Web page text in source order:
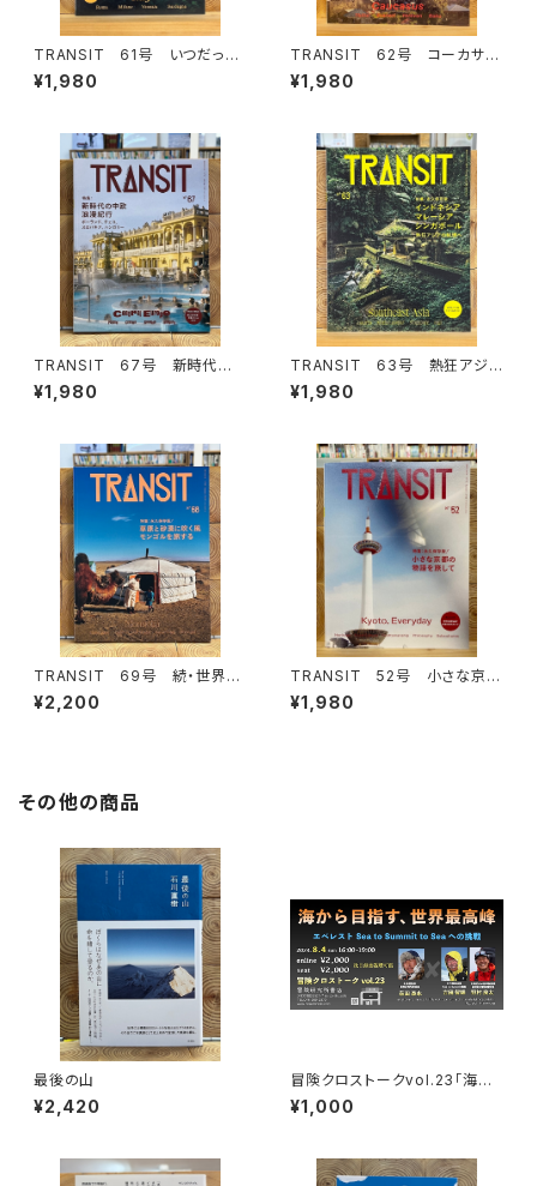
TRANSIT 61号 いつだって
イタリアが好き！
¥1,980
TRANSIT 62号 コーカサス
が呼んでいる！
¥1,980
TRANSIT 67号 新時代の
中欧浪漫紀行 ポーランド、チェ
コ、スロバキア、ハンガリー
¥1,980
TRANSIT 63号 熱狂アジア
の秘境へ
¥1,980
TRANSIT 69号 続・世界の
パンをめぐる冒険 進化編
¥2,200
TRANSIT 52号 小さな京都
の物語を旅して
¥1,980
その他の商品
最後の山
¥2,420
冒険クロストークvol.23「海か
ら目指す、世界最高峰」録画視聴
権
¥1,000